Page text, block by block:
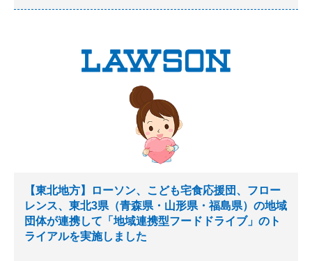
【東北地方】ローソン、こども宅食応援団、フロー
レンス、東北3県（青森県・山形県・福島県）の地域
団体が連携して「地域連携型フードドライブ」のト
ライアルを実施しました